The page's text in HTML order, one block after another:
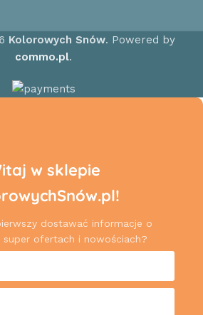
Kolorowych Snów. Powered by
commo.pl.
w sklepie
dostawać informacje o
super ofertach i nowościach?